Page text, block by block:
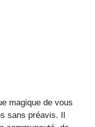
magique de vous
sans préavis. Il